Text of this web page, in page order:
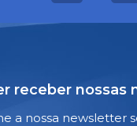
receber nossas
a nossa newsletter